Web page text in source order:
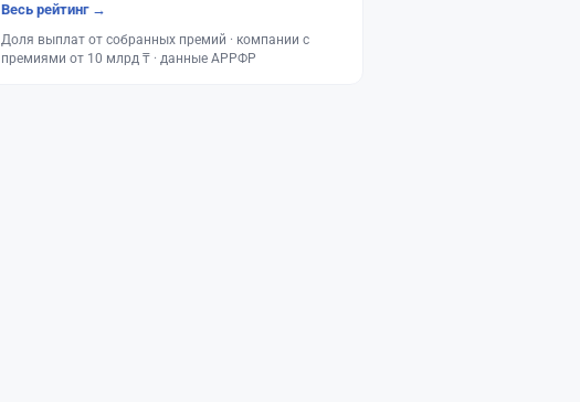
Весь рейтинг →
Доля выплат от собранных премий · компании с
премиями от 10 млрд ₸ · данные АРРФР